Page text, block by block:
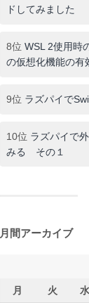
ドしてみました
8位 WSL 2使用時
の仮想化機能の有
9位 ラズパイで
10位 ラズパイで
みる その１
月間アーカイブ
月 火 水